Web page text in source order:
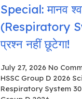
Special: मानव
(Respiratory
प्रश्न नहीं छूटेगा!
July 27, 2026 No
HSSC Group D 2026
Respiratory System 30